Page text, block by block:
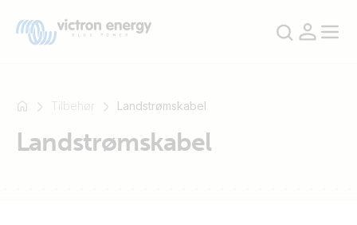
Tilbehør Landstrømskabel
Landstrømskabel